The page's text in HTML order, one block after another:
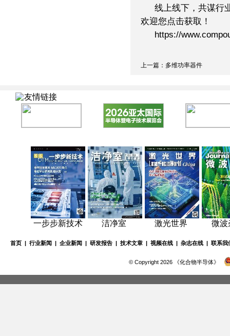
线上线下，共谋行
欢迎您点击获取！
https://
上一篇：多维功率器件
友情链接
一步步新技术 洁净室 激光世界 微波
首页 行业新闻 企业新闻 研发报告 技术文章 视频在线 杂志在线 联系我
© Copyright 2026 《化合物半导体》